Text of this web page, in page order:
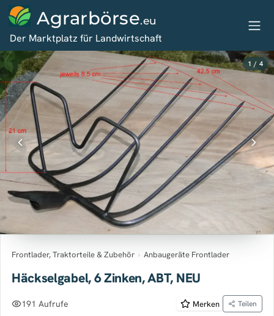
Agrarbörse.eu
Der Marktplatz für Landwirtschaft
1 / 4
Frontlader, Traktorteile & Zubehör › Anbaugeräte Frontlader
Häckselgabel, 6 Zinken, ABT, NEU
191 Aufrufe Merken Teilen